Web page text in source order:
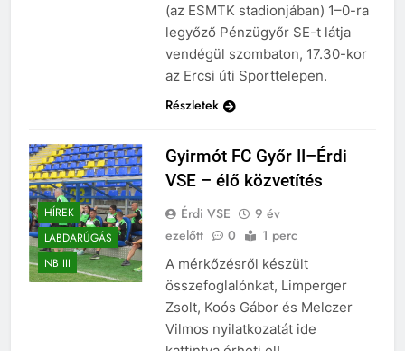
(az ESMTK stadionjában) 1–0-ra
legyőző Pénzügyőr SE-t látja
vendégül szombaton, 17.30-kor
az Ercsi úti Sporttelepen.
Részletek
HÍREK
LABDARÚGÁS
NB III
Gyirmót FC Győr II–Érdi
VSE – élő közvetítés
Érdi VSE
9 év
ezelőtt
0 1 perc
A mérkőzésről készült
összefoglalónkat, Limperger
Zsolt, Koós Gábor és Melczer
Vilmos nyilatkozatát ide